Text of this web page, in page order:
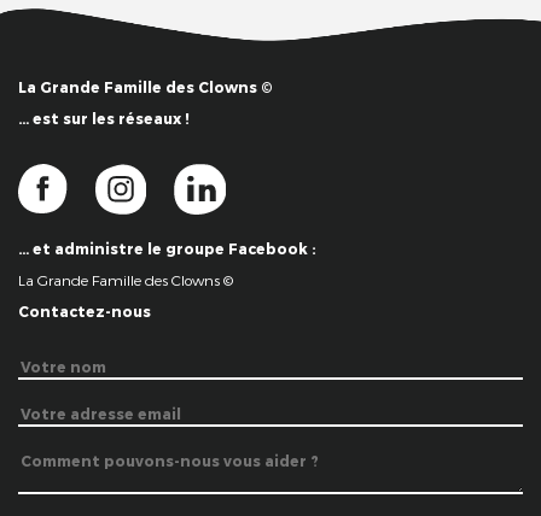
La Grande Famille des Clowns ©
… est sur les réseaux !
… et administre le groupe Facebook :
La Grande Famille des Clowns ©
Contactez-nous